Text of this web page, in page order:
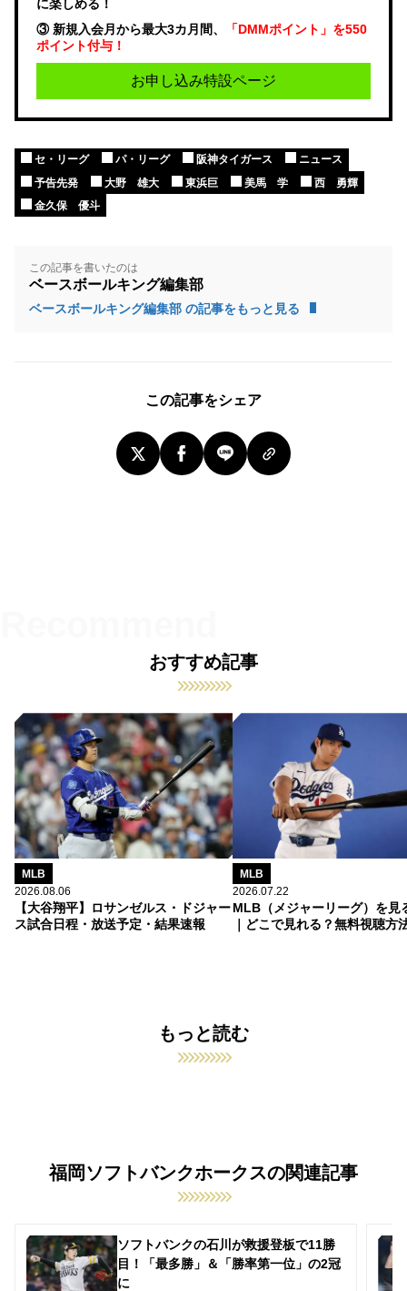
に楽しめる！
③ 新規入会月から最大3カ月間、
「DMMポイント」を550
ポイント付与！
お申し込み特設ページ
セ・リーグ パ・リーグ 阪神タイガース
ニュース
予告先発
大野 雄大 東浜巨 美馬 学
西 勇輝
金久保 優斗
この記事を書いたのは
ベースボールキング編集部
ベースボールキング編集部 の記事をもっと見る
この記事をシェア
おすすめ記事
MLB
2026.08.06
【大谷翔平】ロサンゼルス・ドジャー
ス試合日程・放送予定・結果速報
MLB
2026.07.22
MLB（メジャーリーグ）を見
｜どこで見れる？無料視聴方
もっと読む
福岡ソフトバンクホークスの関連記事
ソフトバンクの石川が救援登板で11勝
目！「最多勝」＆「勝率第一位」の2冠
に